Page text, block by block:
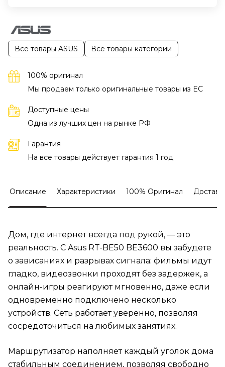
Все товары ASUS Все товары категории
100% оригинал
Мы продаем только оригинальные товары из EC
Доступные цены
Одна из лучших цен на рынке РФ
Гарантия
На все товары действует гарантия 1 год
Описание Характеристики 100% Оригинал
Дом, где интернет всегда под рукой, — это
реальность. С Asus RT-BE50 BE3600 вы забудете
о зависаниях и разрывах сигнала: фильмы идут
гладко, видеозвонки проходят без задержек, а
онлайн-игры реагируют мгновенно, даже если
одновременно подключено несколько
устройств. Сеть работает уверенно, позволяя
сосредоточиться на любимых занятиях.
Маршрутизатор наполняет каждый уголок дома
стабильным соединением, позволяя свободно